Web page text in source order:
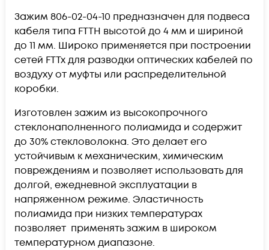
Зажим 806-02-04-10 предназначен для подвеса
кабеля типа FTTH высотой до 4 мм и шириной
до 11 мм. Широко применяется при построении
сетей FTTx для разводки оптических кабелей по
воздуху от муфты или распределительной
коробки.
Изготовлен зажим из высокопрочного
стеклонаполненного полиамида и содержит
до 30% стекловолокна. Это делает его
устойчивым к механическим, химическим
повреждениям и позволяет использовать для
долгой, ежедневной эксплуатации в
напряженном режиме. Эластичность
полиамида при низких температурах
позволяет применять зажим в широком
температурном диапазоне.